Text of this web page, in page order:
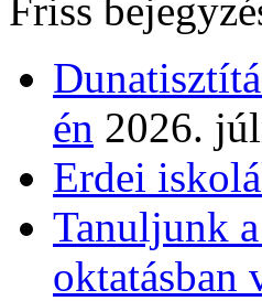
Friss
én 2026.
Erdei
Tanuljunk
oktatásban